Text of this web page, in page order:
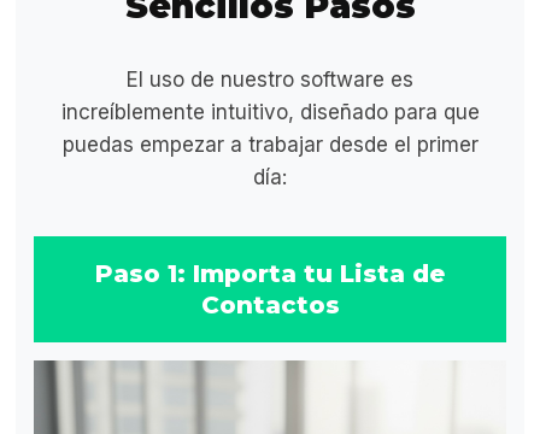
El uso de nuestro software es
increíblemente intuitivo, diseñado para que
puedas empezar a trabajar desde el primer
día:
Paso 1: Importa tu Lista de
Contactos